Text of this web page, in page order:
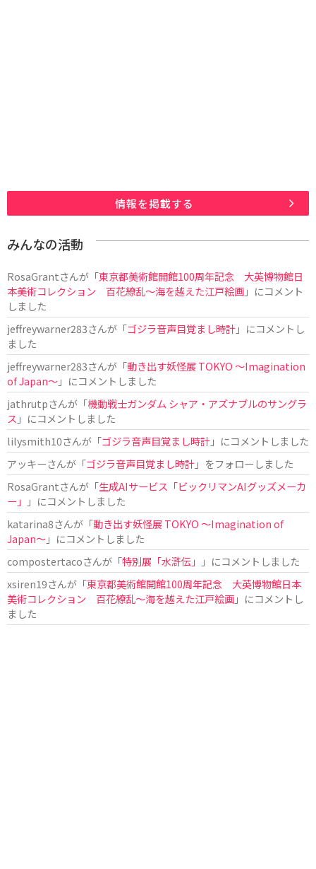
情報を掲載する
みんなの活動
RosaGrantさんが「東京都美術館開館100周年記念 大英博物館日
本美術コレクション 百花繚乱～海を越えた江戸絵画」にコメント
しました
jeffreywarner283さんが「ゴジラ音声目覚まし時計」にコメントし
ました
jeffreywarner283さんが「動き出す妖怪展 TOKYO 〜Imagination
of Japan〜」にコメントしました
jathrutpさんが「機動戦士ガンダム シャア・アズナブルのサングラ
ス 」にコメントしました
lilysmith10さんが「ゴジラ音声目覚まし時計」にコメントしました
アッキーさんが「ゴジラ音声目覚まし時計」をフォローしました
RosaGrantさんが「生成AIサービス「ビックリマンAIグッズメーカ
ー」
」にコメントしました
katarina8さんが「動き出す妖怪展 TOKYO 〜Imagination of
Japan〜」にコメントしました
compostertacoさんが「特別展「水滸伝」
」にコメントしました
xsiren19さんが「東京都美術館開館100周年記念 大英博物館日本
美術コレクション 百花繚乱～海を越えた江戸絵画」にコメントし
ました